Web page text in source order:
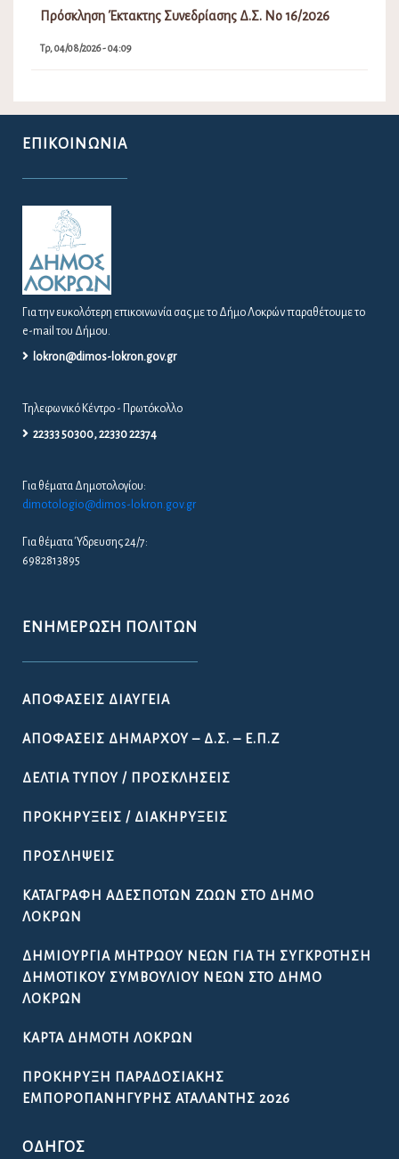
Πρόσκληση Έκτακτης Συνεδρίασης Δ.Σ. Νο 16/2026
Τρ, 04/08/2026 - 04:09
ΕΠΙΚΟΙΝΩΝΊΑ
Για την ευκολότερη επικοινωνία σας με το Δήμο Λοκρών παραθέτουμε το
e-mail του Δήμου.
lokron@dimos-lokron.gov.gr
Τηλεφωνικό Κέντρο - Πρωτόκολλο
22333 50300, 22330 22374
Για θέματα Δημοτολογίου:
dimotologio@dimos-lokron.gov.gr
Για θέματα Ύδρευσης 24/7:
6982813895
ΕΝΗΜΈΡΩΣΗ ΠΟΛΙΤΏΝ
ΑΠΟΦΆΣΕΙΣ ΔΙΑΎΓΕΙΑ
ΑΠΟΦΆΣΕΙΣ ΔΗΜΆΡΧΟΥ – Δ.Σ. – Ε.Π.Ζ
ΔΕΛΤΊΑ ΤΎΠΟΥ / ΠΡΟΣΚΛΉΣΕΙΣ
ΠΡΟΚΗΡΎΞΕΙΣ / ΔΙΑΚΗΡΎΞΕΙΣ
ΠΡΟΣΛΉΨΕΙΣ
ΚΑΤΑΓΡΑΦΉ ΑΔΈΣΠΟΤΩΝ ΖΏΩΝ ΣΤΟ ΔΉΜΟ
ΛΟΚΡΏΝ
ΔΗΜΙΟΥΡΓΊΑ ΜΗΤΡΏΟΥ ΝΈΩΝ ΓΙΑ ΤΗ ΣΥΓΚΡΌΤΗΣΗ
ΔΗΜΟΤΙΚΟΎ ΣΥΜΒΟΥΛΊΟΥ ΝΈΩΝ ΣΤΟ ΔΉΜΟ
ΛΟΚΡΏΝ
ΚΆΡΤΑ ΔΗΜΌΤΗ ΛΟΚΡΏΝ
ΠΡΟΚΉΡΥΞΗ ΠΑΡΑΔΟΣΙΑΚΉΣ
ΕΜΠΟΡΟΠΑΝΉΓΥΡΗΣ ΑΤΑΛΆΝΤΗΣ 2026
ΟΔΗΓΌΣ